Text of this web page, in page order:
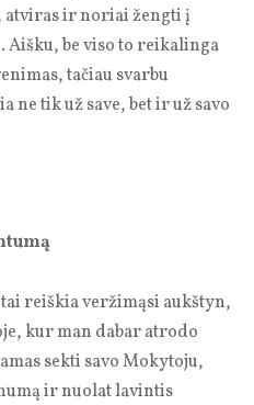
ir noriai žengti į
be viso to reikalinga
tačiau svarbu
tik už save, bet ir už savo
reiškia veržimąsi aukštyn,
kur man dabar atrodo
sekti savo Mokytoju,
ir nuolat lavintis